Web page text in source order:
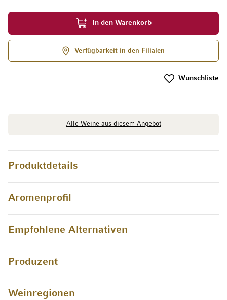
Alle Weine aus diesem Angebot
In den Warenkorb
Verfügbarkeit in den Filialen
Wunschliste
Produktdetails
Aromenprofil
Empfohlene Alternativen
Produzent
Weinregionen